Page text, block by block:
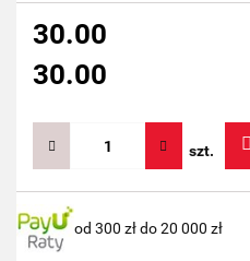
30.00
30.00
szt.
od 300 zł do 20 000 zł